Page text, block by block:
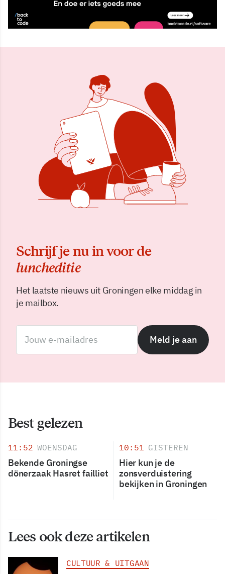
Delen
Schrijf je nu in voor de
luncheditie
Het laatste nieuws uit Groningen elke middag in
je mailbox.
Meld je aan
Best gelezen
11:52 WOENSDAG
Bekende Groningse
dönerzaak Hasret failliet
10:51 GISTEREN
Hier kun je de
zonsverduistering
bekijken in Groningen
Lees ook deze artikelen
CULTUUR & UITGAAN